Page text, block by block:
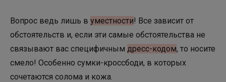
Вопрос ведь лишь в уместности! Все зависит от
обстоятельств и, если эти самые обстоятельства не
связывают вас специфичным дресс-кодом, то носите
смело! Особенно сумки-кроссбоди, в которых
сочетаются солома и кожа.